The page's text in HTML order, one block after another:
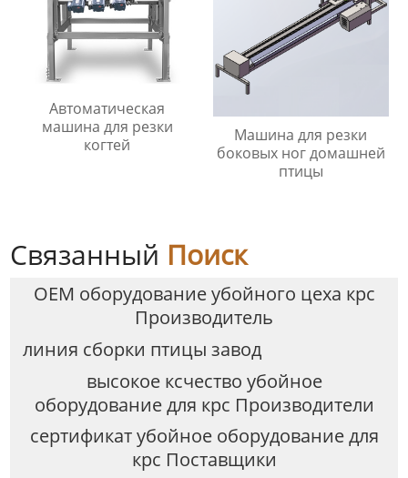
Автоматическая
машина для резки
когтей
Машина для резки
боковых ног домашней
птицы
Связанный Поиск
OEM оборудование убойного цеха крс
Производитель
линия сборки птицы завод
высокое ксчество убойное
оборудование для крс Производители
сертификат убойное оборудование для
крс Поставщики